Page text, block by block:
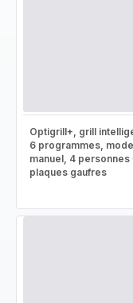
Optigrill+, grill
6 programmes, mode
manuel, 4 personnes
plaques gaufres